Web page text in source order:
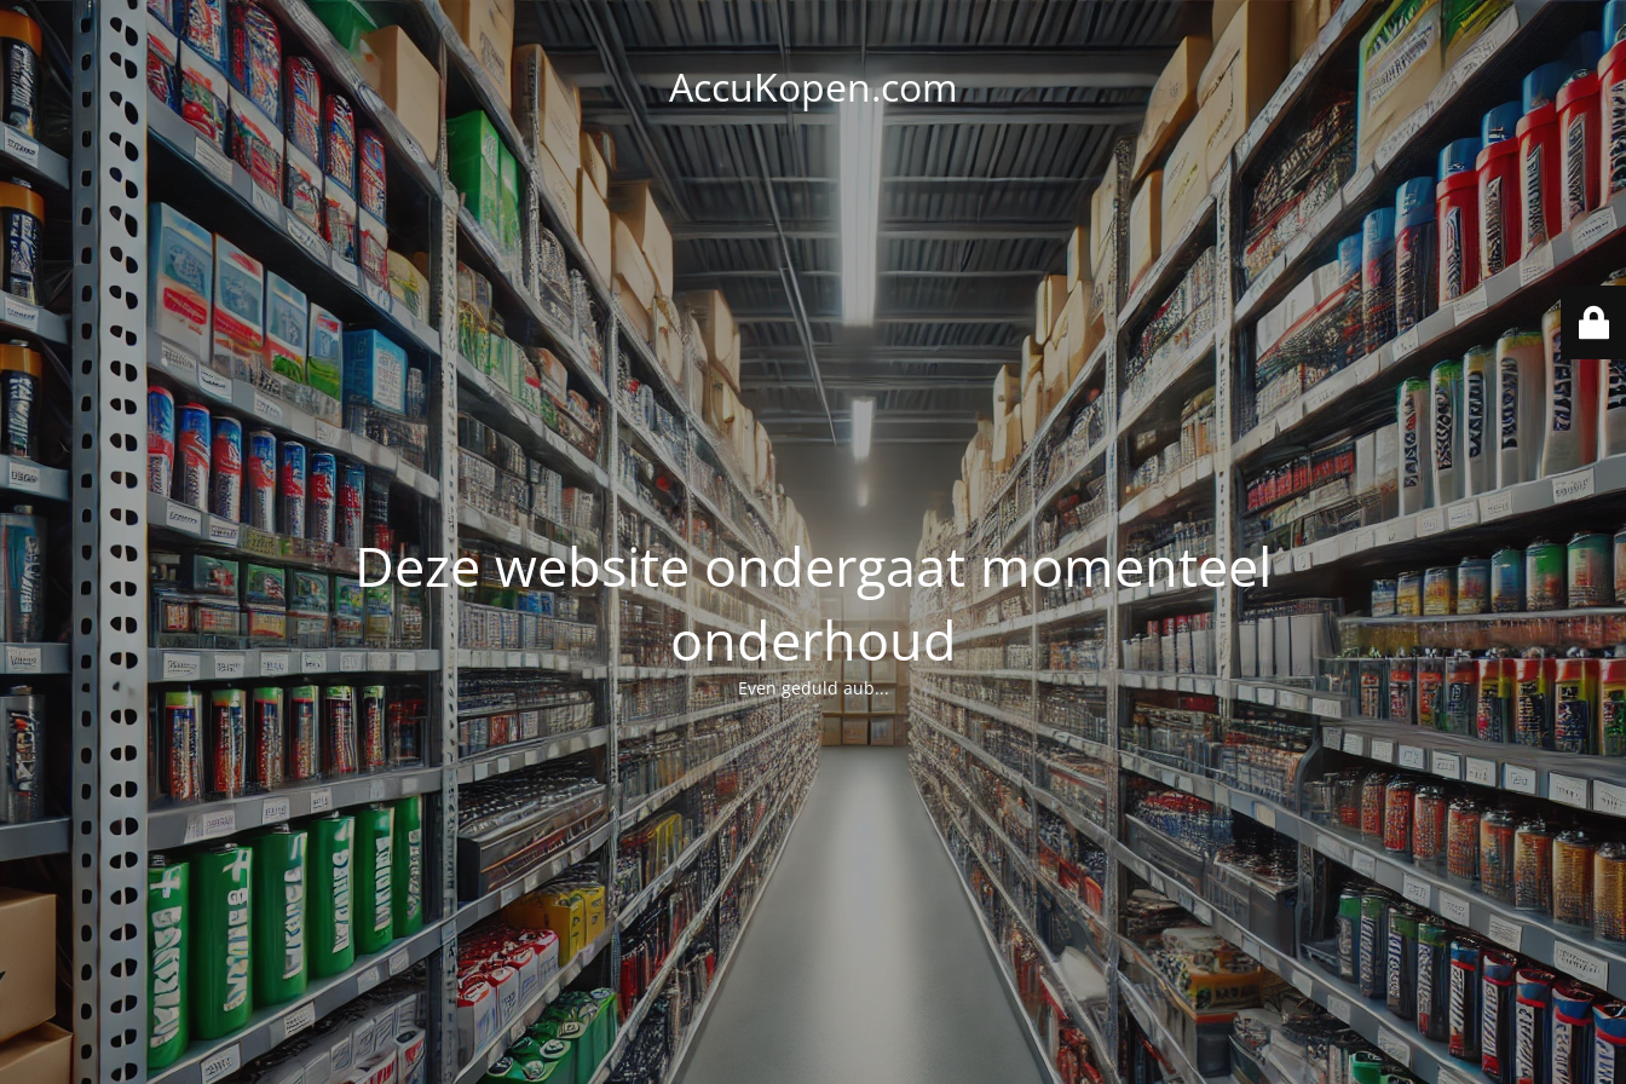
AccuKopen.com
Deze website ondergaat momenteel
onderhoud
Even geduld aub...